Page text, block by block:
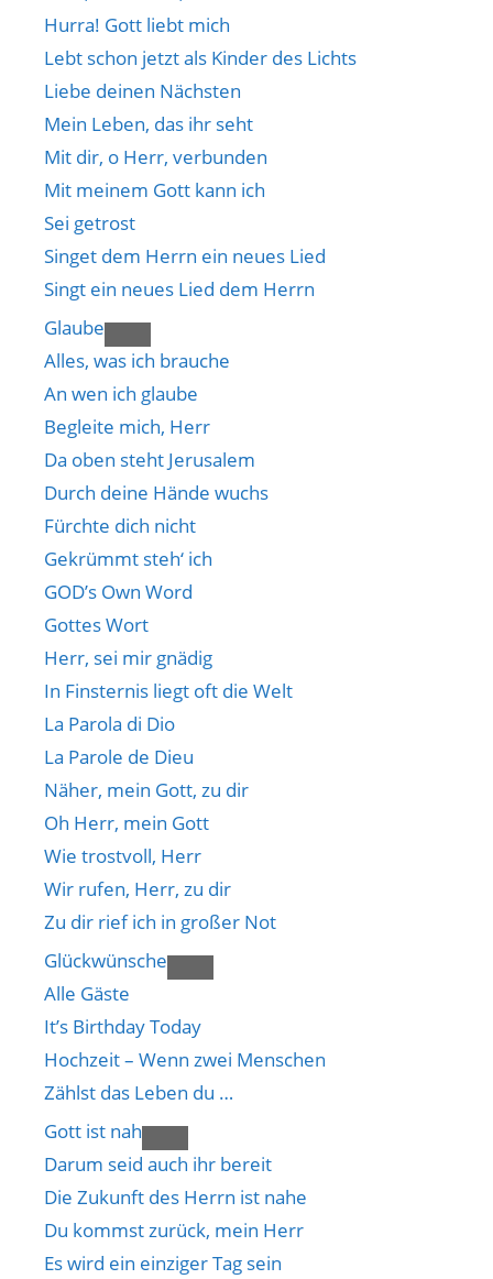
Hurra! Gott liebt mich
Lebt schon jetzt als Kinder des Lichts
Liebe deinen Nächsten
Mein Leben, das ihr seht
Mit dir, o Herr, verbunden
Mit meinem Gott kann ich
Sei getrost
Singet dem Herrn ein neues Lied
Singt ein neues Lied dem Herrn
Glaube
Alles, was ich brauche
An wen ich glaube
Begleite mich, Herr
Da oben steht Jerusalem
Durch deine Hände wuchs
Fürchte dich nicht
Gekrümmt steh‘ ich
GOD’s Own Word
Gottes Wort
Herr, sei mir gnädig
In Finsternis liegt oft die Welt
La Parola di Dio
La Parole de Dieu
Näher, mein Gott, zu dir
Oh Herr, mein Gott
Wie trostvoll, Herr
Wir rufen, Herr, zu dir
Zu dir rief ich in großer Not
Glückwünsche
Alle Gäste
It’s Birthday Today
Hochzeit – Wenn zwei Menschen
Zählst das Leben du …
Gott ist nah
Darum seid auch ihr bereit
Die Zukunft des Herrn ist nahe
Du kommst zurück, mein Herr
Es wird ein einziger Tag sein